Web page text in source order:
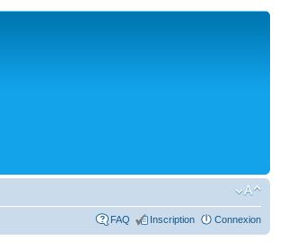
FAQ Inscription Connexion